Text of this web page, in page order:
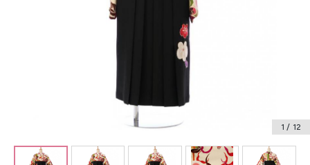
訪問着・付下げレンタル
ジュニア着物レンタル
1 / 12